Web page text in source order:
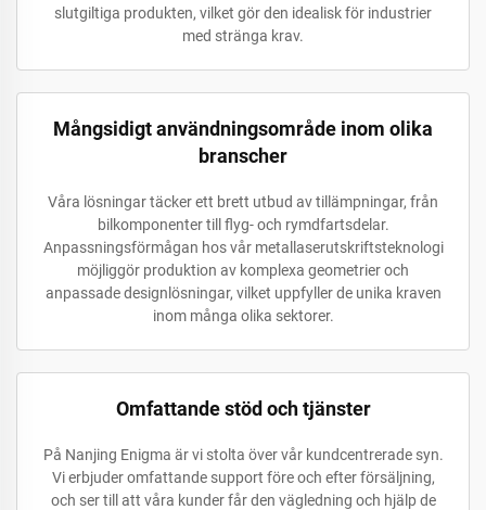
slutgiltiga produkten, vilket gör den idealisk för industrier
med stränga krav.
Mångsidigt användningsområde inom olika
branscher
Våra lösningar täcker ett brett utbud av tillämpningar, från
bilkomponenter till flyg- och rymdfartsdelar.
Anpassningsförmågan hos vår metallaserutskriftsteknologi
möjliggör produktion av komplexa geometrier och
anpassade designlösningar, vilket uppfyller de unika kraven
inom många olika sektorer.
Omfattande stöd och tjänster
På Nanjing Enigma är vi stolta över vår kundcentrerade syn.
Vi erbjuder omfattande support före och efter försäljning,
och ser till att våra kunder får den vägledning och hjälp de